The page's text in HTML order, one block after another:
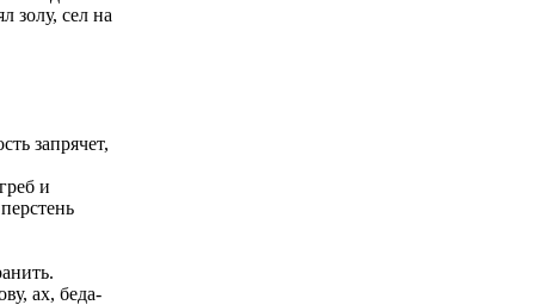
золу, сел на
запрячет,
и
ах, беда-